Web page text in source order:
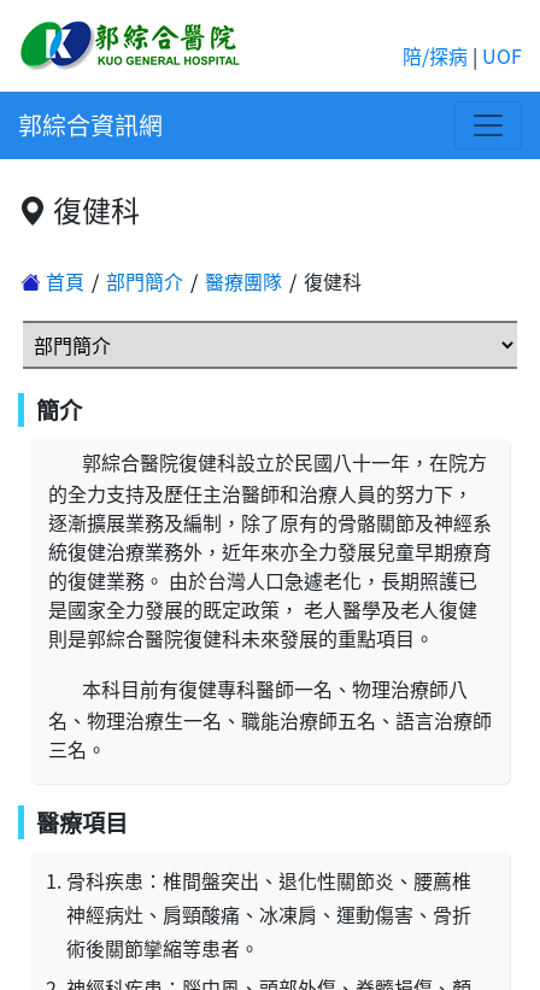
陪/探病 | UOF
郭綜合資訊網
復健科
首頁 部門簡介 醫療團隊 復健科
簡介
郭綜合醫院復健科設立於民國八十一年，在院方
的全力支持及歷任主治醫師和治療人員的努力下，
逐漸擴展業務及編制，除了原有的骨骼關節及神經系
統復健治療業務外，近年來亦全力發展兒童早期療育
的復健業務。 由於台灣人口急遽老化，長期照護已
是國家全力發展的既定政策， 老人醫學及老人復健
則是郭綜合醫院復健科未來發展的重點項目。
本科目前有復健專科醫師一名、物理治療師八
名、物理治療生一名、職能治療師五名、語言治療師
三名。
醫療項目
骨科疾患：椎間盤突出、退化性關節炎、腰薦椎
神經病灶、肩頸酸痛、冰凍肩、運動傷害、骨折
術後關節攣縮等患者。